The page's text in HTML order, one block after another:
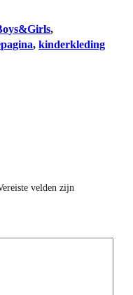
, kinderkleding
velden zijn